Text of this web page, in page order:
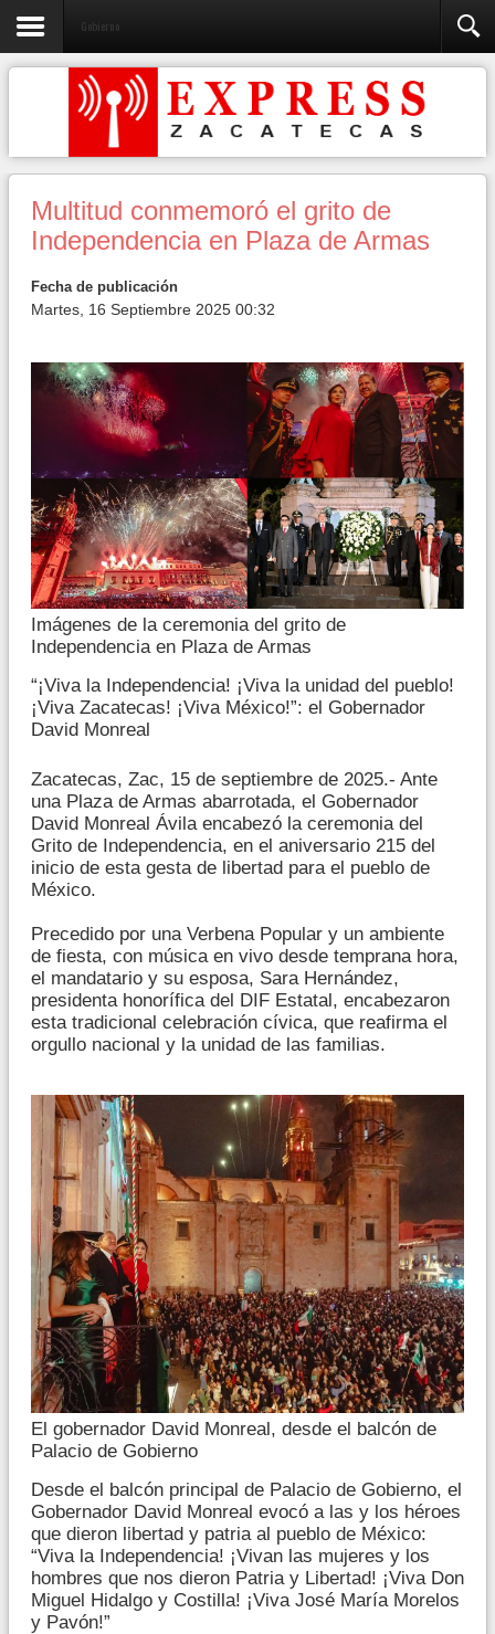
Gobierno
Multitud conmemoró el grito de
Independencia en Plaza de Armas
Fecha de publicación
Martes, 16 Septiembre 2025 00:32
Imágenes de la ceremonia del grito de
Independencia en Plaza de Armas
“¡Viva la Independencia! ¡Viva la unidad del pueblo!
¡Viva Zacatecas! ¡Viva México!”: el Gobernador
David Monreal
Zacatecas, Zac, 15 de septiembre de 2025.- Ante
una Plaza de Armas abarrotada, el Gobernador
David Monreal Ávila encabezó la ceremonia del
Grito de Independencia, en el aniversario 215 del
inicio de esta gesta de libertad para el pueblo de
México.
Precedido por una Verbena Popular y un ambiente
de fiesta, con música en vivo desde temprana hora,
el mandatario y su esposa, Sara Hernández,
presidenta honorífica del DIF Estatal, encabezaron
esta tradicional celebración cívica, que reafirma el
orgullo nacional y la unidad de las familias.
El gobernador David Monreal, desde el balcón de
Palacio de Gobierno
Desde el balcón principal de Palacio de Gobierno, el
Gobernador David Monreal evocó a las y los héroes
que dieron libertad y patria al pueblo de México:
“Viva la Independencia! ¡Vivan las mujeres y los
hombres que nos dieron Patria y Libertad! ¡Viva Don
Miguel Hidalgo y Costilla! ¡Viva José María Morelos
y Pavón!”